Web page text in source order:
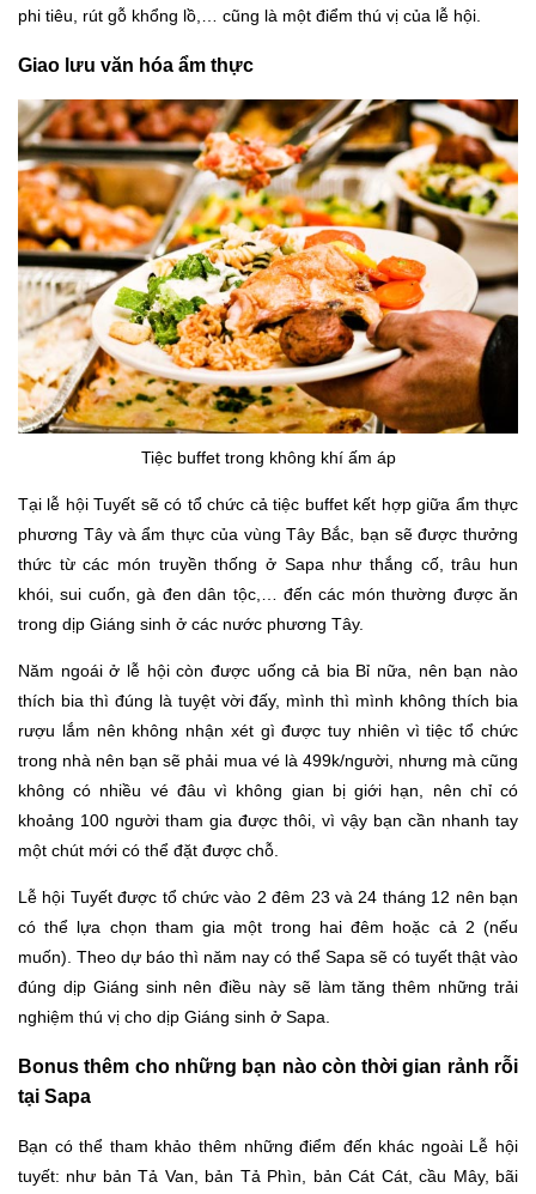
phi tiêu, rút gỗ khổng lồ,… cũng là một điểm thú vị của lễ hội.
Giao lưu văn hóa ẩm thực
Tiệc buffet trong không khí ấm áp
Tại lễ hội Tuyết sẽ có tổ chức cả tiệc buffet kết hợp giữa ẩm thực
phương Tây và ẩm thực của vùng Tây Bắc, bạn sẽ được thưởng
thức từ các món truyền thống ở Sapa như thắng cố, trâu hun
khói, sui cuốn, gà đen dân tộc,… đến các món thường được ăn
trong dịp Giáng sinh ở các nước phương Tây.
Năm ngoái ở lễ hội còn được uống cả bia Bỉ nữa, nên bạn nào
thích bia thì đúng là tuyệt vời đấy, mình thì mình không thích bia
rượu lắm nên không nhận xét gì được tuy nhiên vì tiệc tổ chức
trong nhà nên bạn sẽ phải mua vé là 499k/người, nhưng mà cũng
không có nhiều vé đâu vì không gian bị giới hạn, nên chỉ có
khoảng 100 người tham gia được thôi, vì vậy bạn cần nhanh tay
một chút mới có thể đặt được chỗ.
Lễ hội Tuyết được tổ chức vào 2 đêm 23 và 24 tháng 12 nên bạn
có thể lựa chọn tham gia một trong hai đêm hoặc cả 2 (nếu
muốn). Theo dự báo thì năm nay có thể Sapa sẽ có tuyết thật vào
đúng dịp Giáng sinh nên điều này sẽ làm tăng thêm những trải
nghiệm thú vị cho dịp Giáng sinh ở Sapa.
Bonus thêm cho những bạn nào còn thời gian rảnh rỗi
tại Sapa
Bạn có thể tham khảo thêm những điểm đến khác ngoài Lễ hội
tuyết: như bản Tả Van, bản Tả Phìn, bản Cát Cát, cầu Mây, bãi